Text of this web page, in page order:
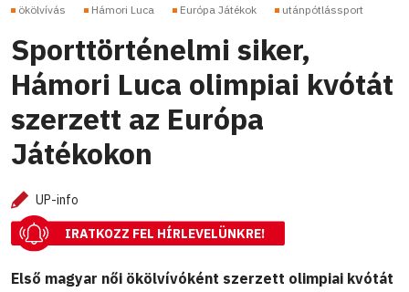
ökölvívás Hámori Luca Európa Játékok utánpótlássport
Sporttörténelmi siker,
Hámori Luca olimpiai kvótát
szerzett az Európa
Játékokon
UP-info
IRATKOZZ FEL HÍRLEVELÜNKRE!
Első magyar női ökölvívóként szerzett olimpiai kvótát